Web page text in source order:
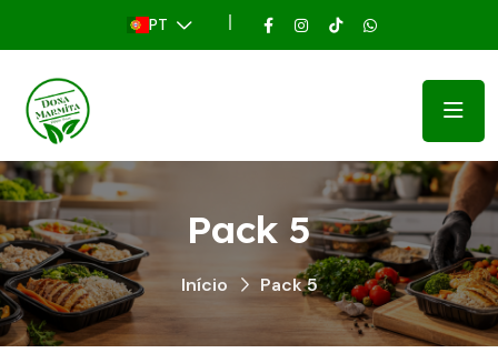
PT
Pack 5
Início Pack 5